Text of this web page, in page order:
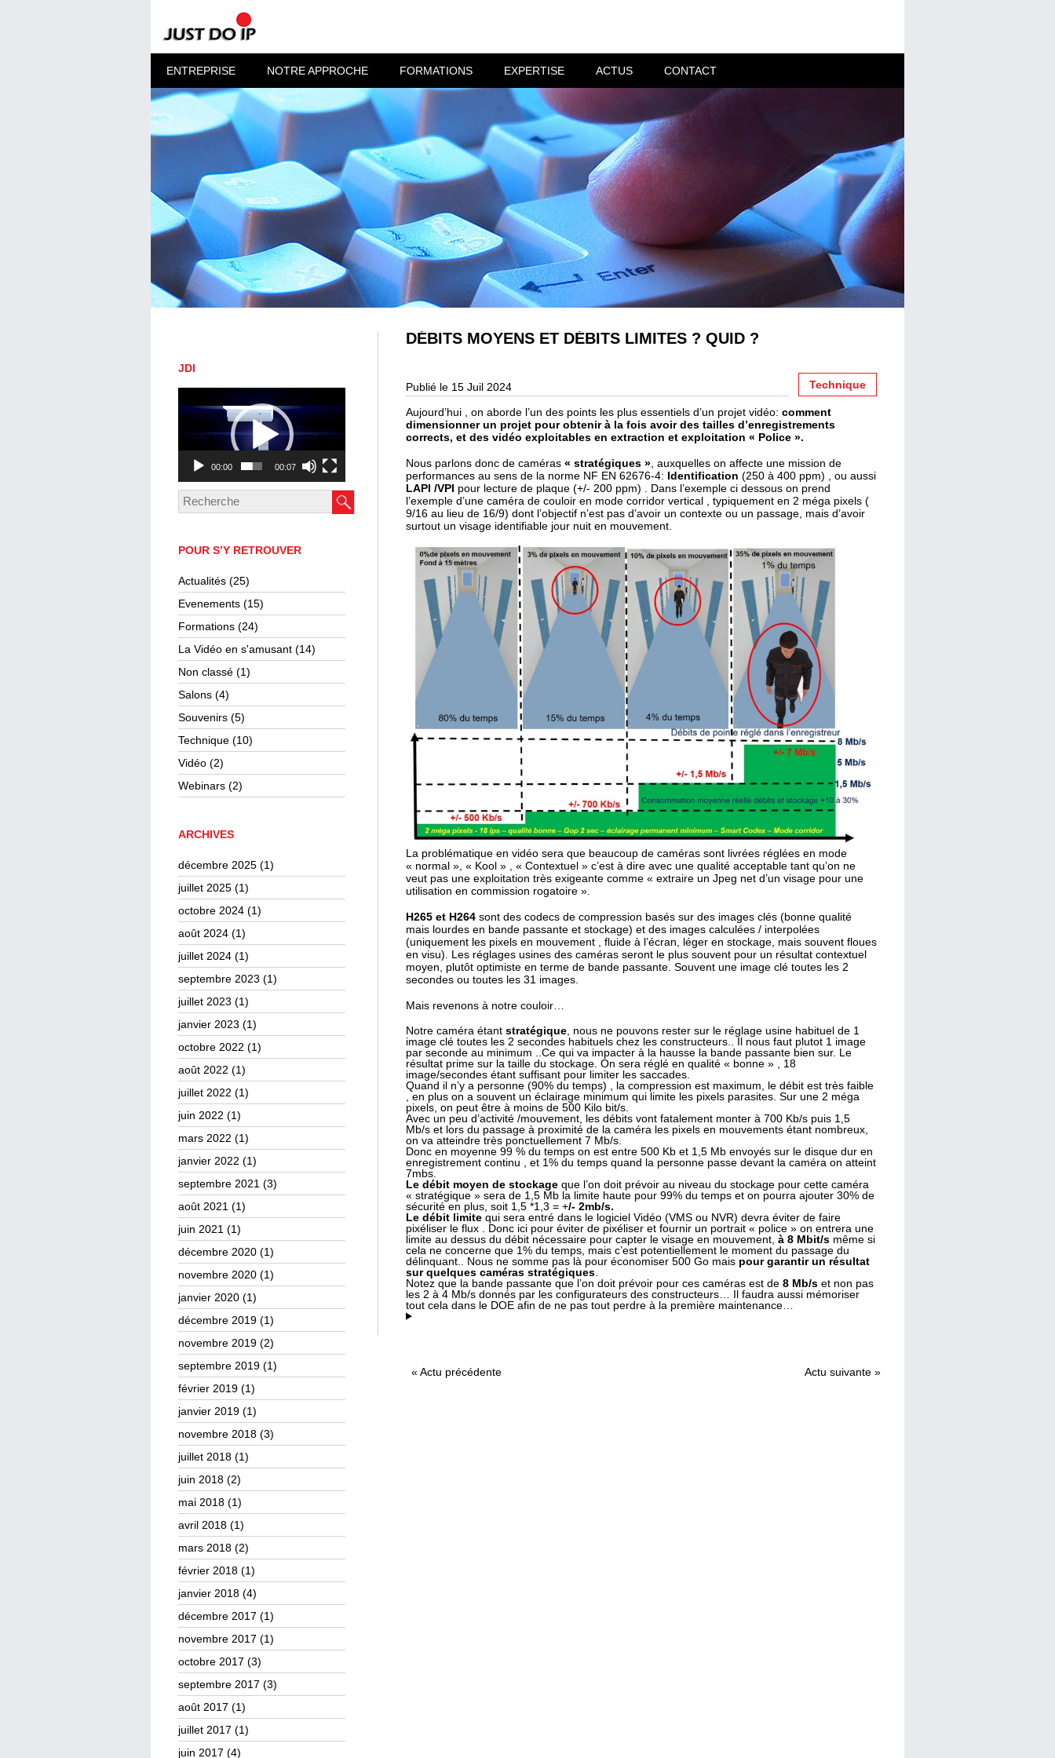
ENTREPRISE NOTRE APPROCHE FORMATIONS EXPERTISE ACTUS CONTACT
JDI
vidéo
00:00 00:07
POUR S’Y RETROUVER
Actualités (25)
Evenements (15)
Formations (24)
La Vidéo en s'amusant (14)
Non classé (1)
Salons (4)
Souvenirs (5)
Technique (10)
Vidéo (2)
Webinars (2)
ARCHIVES
décembre 2025 (1)
juillet 2025 (1)
octobre 2024 (1)
août 2024 (1)
juillet 2024 (1)
septembre 2023 (1)
juillet 2023 (1)
janvier 2023 (1)
octobre 2022 (1)
août 2022 (1)
juillet 2022 (1)
juin 2022 (1)
mars 2022 (1)
janvier 2022 (1)
septembre 2021 (3)
août 2021 (1)
juin 2021 (1)
décembre 2020 (1)
novembre 2020 (1)
janvier 2020 (1)
décembre 2019 (1)
novembre 2019 (2)
septembre 2019 (1)
février 2019 (1)
janvier 2019 (1)
novembre 2018 (3)
juillet 2018 (1)
juin 2018 (2)
mai 2018 (1)
avril 2018 (1)
mars 2018 (2)
février 2018 (1)
janvier 2018 (4)
décembre 2017 (1)
novembre 2017 (1)
octobre 2017 (3)
septembre 2017 (3)
août 2017 (1)
juillet 2017 (1)
juin 2017 (4)
DÉBITS MOYENS ET DÉBITS LIMITES ? QUID ?
Technique
Publié le 15 Juil 2024
Aujourd’hui , on aborde l’un des points les plus essentiels d’un projet vidéo: comment
dimensionner un projet pour obtenir à la fois avoir des tailles d’enregistrements
corrects, et des vidéo exploitables en extraction et exploitation « Police ».
Nous parlons donc de caméras « stratégiques » , auxquelles on affecte une mission de
performances au sens de la norme NF EN 62676-4: Identification (250 à 400 ppm) , ou aussi
LAPI /VPI pour lecture de plaque (+/- 200 ppm) . Dans l’exemple ci dessous on prend
l’exemple d’une caméra de couloir en mode corridor vertical , typiquement en 2 méga pixels (
9/16 au lieu de 16/9) dont l’objectif n’est pas d’avoir un contexte ou un passage, mais d’avoir
surtout un visage identifiable jour nuit en mouvement.
La problématique en vidéo sera que beaucoup de caméras sont livrées réglées en mode
« normal », « Kool » , « Contextuel » c’est à dire avec une qualité acceptable tant qu’on ne
veut pas une exploitation très exigeante comme « extraire un Jpeg net d’un visage pour une
utilisation en commission rogatoire ».
H265 et H264 sont des codecs de compression basés sur des images clés (bonne qualité
mais lourdes en bande passante et stockage) et des images calculées / interpolées
(uniquement les pixels en mouvement , fluide à l’écran, léger en stockage, mais souvent floues
en visu). Les réglages usines des caméras seront le plus souvent pour un résultat contextuel
moyen, plutôt optimiste en terme de bande passante. Souvent une image clé toutes les 2
secondes ou toutes les 31 images.
Mais revenons à notre couloir…
Notre caméra étant stratégique , nous ne pouvons rester sur le réglage usine habituel de 1
image clé toutes les 2 secondes habituels chez les constructeurs.. Il nous faut plutot 1 image
par seconde au minimum ..Ce qui va impacter à la hausse la bande passante bien sur. Le
résultat prime sur la taille du stockage. On sera réglé en qualité « bonne » , 18
image/secondes étant suffisant pour limiter les saccades.
Quand il n’y a personne (90% du temps) , la compression est maximum, le débit est très faible
, en plus on a souvent un éclairage minimum qui limite les pixels parasites. Sur une 2 méga
pixels, on peut être à moins de 500 Kilo bit/s.
Avec un peu d’activité /mouvement, les débits vont fatalement monter à 700 Kb/s puis 1,5
Mb/s et lors du passage à proximité de la caméra les pixels en mouvements étant nombreux,
on va atteindre très ponctuellement 7 Mb/s.
Donc en moyenne 99 % du temps on est entre 500 Kb et 1,5 Mb envoyés sur le disque dur en
enregistrement continu , et 1% du temps quand la personne passe devant la caméra on atteint
7mbs.
Le débit moyen de stockage que l’on doit prévoir au niveau du stockage pour cette caméra
« stratégique » sera de 1,5 Mb la limite haute pour 99% du temps et on pourra ajouter 30% de
sécurité en plus, soit 1,5 *1,3 = +/- 2mb/s.
Le débit limite qui sera entré dans le logiciel Vidéo (VMS ou NVR) devra éviter de faire
pixéliser le flux . Donc ici pour éviter de pixéliser et fournir un portrait « police » on entrera une
limite au dessus du débit nécessaire pour capter le visage en mouvement, à 8 Mbit/s même si
cela ne concerne que 1% du temps, mais c’est potentiellement le moment du passage du
délinquant.. Nous ne somme pas là pour économiser 500 Go mais pour garantir un résultat
sur quelques caméras stratégiques
Notez que la bande passante que l’on doit prévoir pour ces caméras est de 8 Mb/s et non pas
les 2 à 4 Mb/s donnés par les configurateurs des constructeurs… Il faudra aussi mémoriser
tout cela dans le DOE afin de ne pas tout perdre à la première maintenance…
« Actu précédente Actu suivante »